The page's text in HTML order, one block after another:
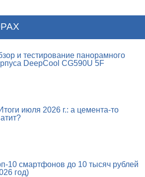
и тестирование панорамного
DeepCool CG590U 5F
июля 2026 г.: а цемента-то
10 смартфонов до 10 тысяч рублей
год)